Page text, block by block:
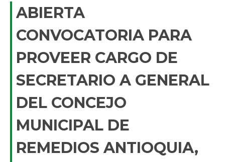
ABIERTA
CONVOCATORIA PARA
PROVEER CARGO DE
SECRETARIO A GENERAL
DEL CONCEJO
MUNICIPAL DE
REMEDIOS ANTIOQUIA,